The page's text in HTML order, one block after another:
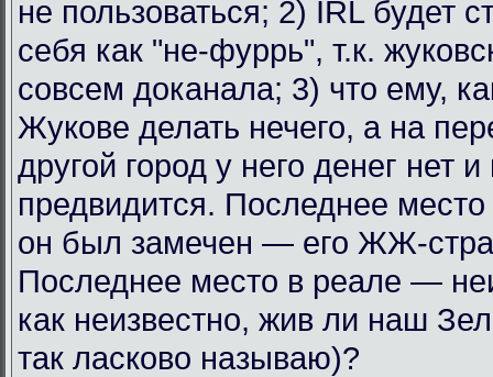
не пользоваться; 2) IRL будет
себя как "не-фуррь", т.к.
совсем доканала; 3) что ему,
Жукове делать нечего, а на
другой город у него денег нет
предвидится. Последнее место
он был замечен — его ЖЖ-
Последнее место в реале —
как неизвестно, жив ли наш
так ласково называю)?